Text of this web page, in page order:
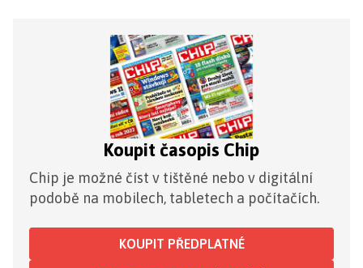
Koupit časopis Chip
Chip je možné číst v tištěné nebo v digitální
podobě na mobilech, tabletech a počítačích.
KOUPIT PŘEDPLATNÉ